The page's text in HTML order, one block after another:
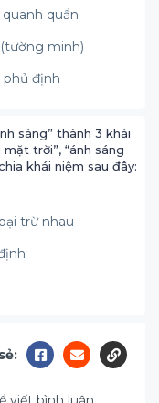
quẩn
minh)
phủ định
sáng” thành 3 khái
mặt trời”, “ánh sáng
khái niệm sau đây:
trừ nhau